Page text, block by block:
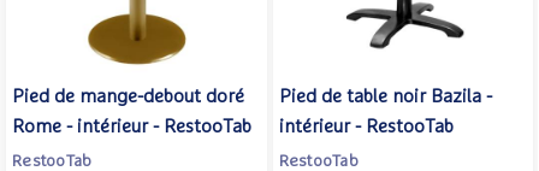
Pied de mange-debout doré
Rome - intérieur - RestooTab
RestooTab
Pied de table noir Bazila -
intérieur - RestooTab
RestooTab